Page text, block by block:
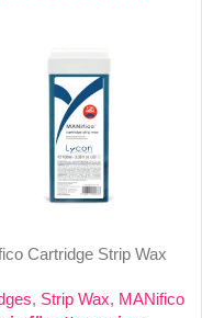
Cartridge Strip Wax
, Strip Wax, MANifico